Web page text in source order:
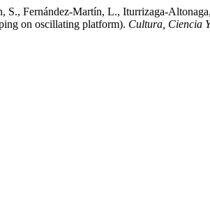
S., Fernández-Martín, L., Iturrizaga-
on oscillating platform). Cultura, Ciencia